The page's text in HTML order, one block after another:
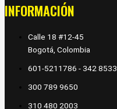
INFORMACIÓN
Calle 18 #12-45
Bogotá, Colombia
601-5211786 - 342 8533
300 789 9650
310 480 2003